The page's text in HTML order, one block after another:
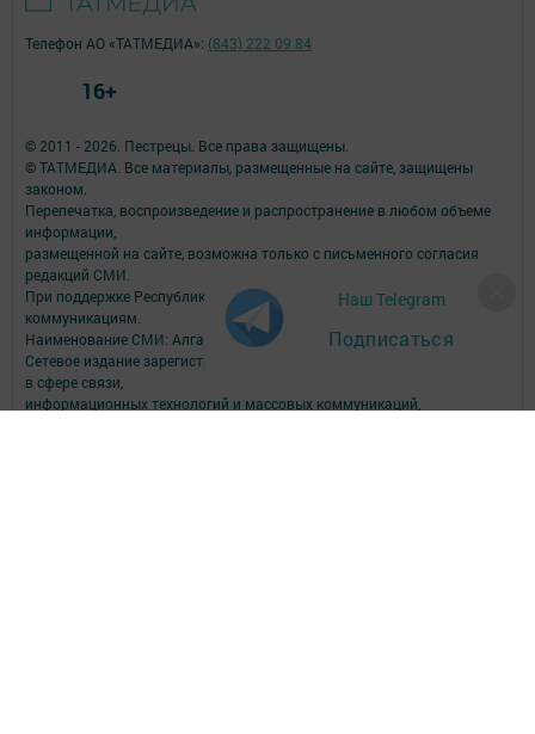
Наш Telegram
Подписаться
© 2011 - 2026. Пестрецы. Все права защищены.
© ТАТМЕДИА. Все материалы, размещенные на сайте, защищены
законом.
Перепечатка, воспроизведение и распространение в любом объеме
информации,
размещенной на сайте, возможна только с письменного согласия
редакций СМИ.
При поддержке Республиканского агентства по печати и массовым
коммуникациям.
Наименование СМИ: Алга (Вперед)
Сетевое издание зарегистрировано Федеральной службой по надзору
в сфере связи,
информационных технологий и массовых коммуникаций,
Телефон АО «ТАТМЕДИА»: (843) 222 09 84
16+